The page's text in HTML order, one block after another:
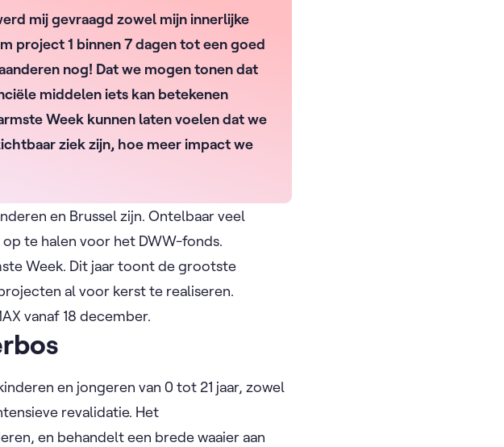
mij gevraagd zowel mijn innerlijke
project 1 binnen 7 dagen tot een goed
nog! Dat we mogen tonen dat
middelen iets kan betekenen
Week kunnen laten voelen dat we
ziek zijn, hoe meer impact we
en Brussel zijn. Ontelbaar veel
te halen voor het DWW-fonds.
Week. Dit jaar toont de grootste
al voor kerst te realiseren.
vanaf 18 december.
en jongeren van 0 tot 21 jaar, zowel
revalidatie. Het
en behandelt een brede waaier aan